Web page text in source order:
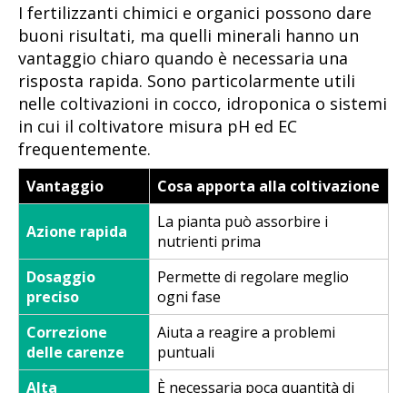
I fertilizzanti chimici e organici possono dare
buoni risultati, ma quelli minerali hanno un
vantaggio chiaro quando è necessaria una
risposta rapida. Sono particolarmente utili
nelle coltivazioni in cocco, idroponica o sistemi
in cui il coltivatore misura pH ed EC
frequentemente.
Vantaggio Cosa apporta alla coltivazione
Azione rapida
La pianta può assorbire i
nutrienti prima
Dosaggio
preciso
Permette di regolare meglio
ogni fase
Correzione
delle carenze
Aiuta a reagire a problemi
puntuali
Alta
È necessaria poca quantità di